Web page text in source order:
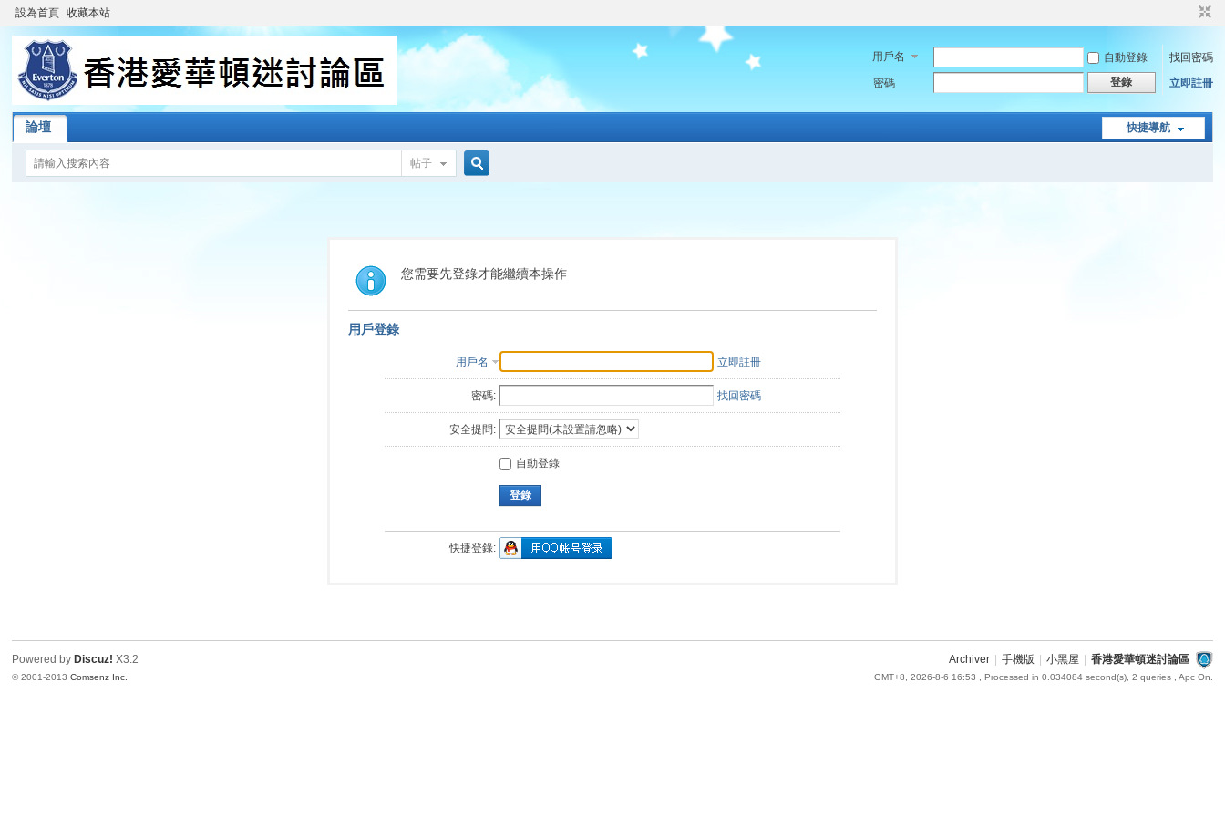
設為首頁 收藏本站
用戶名 自動登錄
找回密碼
密碼
登錄 立即註冊
快捷導航
論壇
帖子
索
您需要先登錄才能繼續本操作
用戶登錄
用戶名 立即註冊
密碼: 找回密碼
安全提問:
自動登錄
登錄
快捷登錄:
Archiver 手機版 小黑屋 香港愛華頓迷討論區
GMT+8, 2026-8-6 16:53 , Processed in 0.034084 second(s), 2 queries , Apc On.
Powered by Discuz! X3.2
© 2001-2013Comsenz Inc.